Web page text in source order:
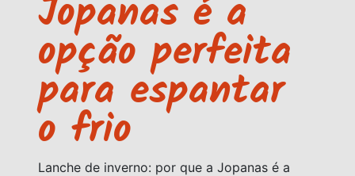
Jopanas é a
opção perfeita
para espantar
o frio
Lanche de inverno: por que a Jopanas é a